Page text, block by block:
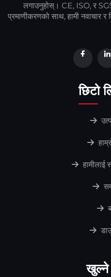
लगाउनुहोस्। CE, ISO, र
प्रमाणीकरणको साथ, हामी नवाचार र
छिटो
हामीलाई